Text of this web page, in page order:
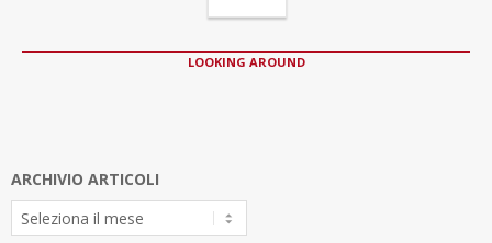
LOOKING AROUND
ARCHIVIO ARTICOLI
Archivio
Articoli